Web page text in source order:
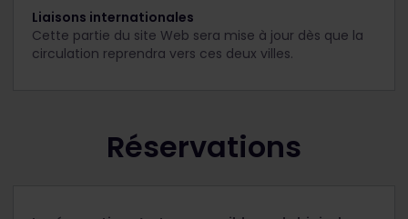
Liaisons internationales
Cette partie du site Web sera mise à jour dès que la
circulation reprendra vers ces deux villes.
Réservations